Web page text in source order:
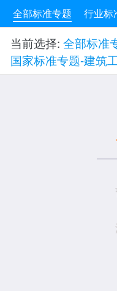
全部标准专题 行业标
当前选择: 全部标准
国家标准专题-建筑